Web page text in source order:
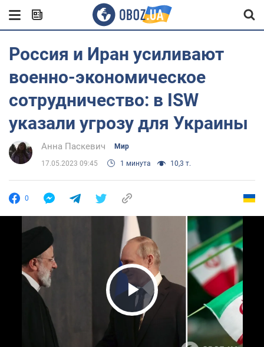
Россия и Иран усиливают
военно-экономическое
сотрудничество: в ISW
указали угрозу для Украины
Анна Паскевич Мир
17.05.2023 09:45 1 минута 10,3 т.
0
Play Video